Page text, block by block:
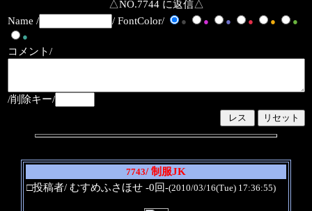
△NO.7744 に返信△
Name /
/ FontColor/ ● ● ● ● ●
●
●
コメント/
/削除キー/
7743/ 制服JK
□投稿者/ むすめふさほせ -0回-(2010/03/16(Tue) 17:36:55)